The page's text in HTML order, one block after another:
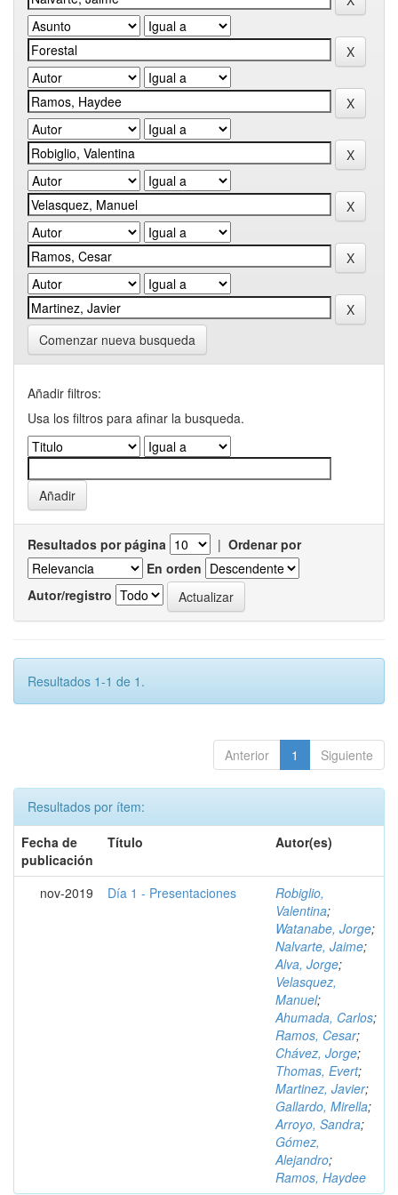
Comenzar nueva busqueda
Añadir filtros:
Usa los filtros para afinar la busqueda.
Resultados por página | Ordenar por
En orden
Autor/registro
Resultados 1-1 de 1.
Anterior 1 Siguiente
Resultados por ítem:
Fecha de
publicación
Título Autor(es)
nov-2019 Día 1 - Presentaciones
Robiglio,
Valentina;
Watanabe, Jorge;
Nalvarte, Jaime;
Alva, Jorge;
Velasquez,
Manuel;
Ahumada, Carlos;
Ramos, Cesar;
Chávez, Jorge;
Thomas, Evert;
Martinez, Javier;
Gallardo, Mirella;
Arroyo, Sandra;
Gómez,
Alejandro;
Ramos, Haydee